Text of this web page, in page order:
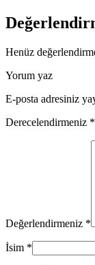
Henüz
Yorum yaz
E-posta adresiniz
Derecelendirmeniz *
Değerlendirmeniz *
İsim *